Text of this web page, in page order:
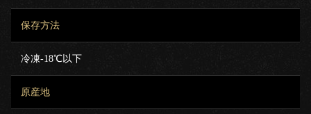
保存方法
冷凍-18℃以下
原産地